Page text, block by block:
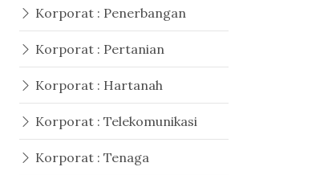
Korporat : Penerbangan
Korporat : Pertanian
Korporat : Hartanah
Korporat : Telekomunikasi
Korporat : Tenaga